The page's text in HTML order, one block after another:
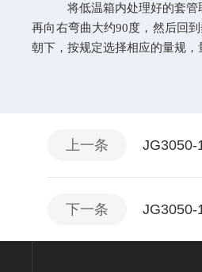
将低温箱内处理好的套管取
再向右弯曲大约90度，然后回
朝下，按规定选择相应的量规
上一条 JG3050-
下一条 JG3050-